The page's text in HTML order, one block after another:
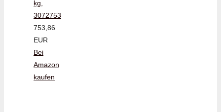
kg,
3072753
753,86
EUR
Bei
Amazon
kaufen